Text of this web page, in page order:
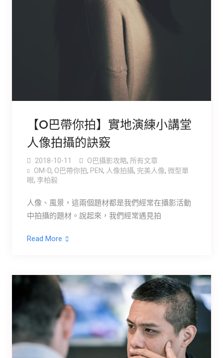
【O巴帶你拍】實地演練小講堂
人像拍攝的訣竅
2018-10-11 O巴攝影攻略, 所有文章
OM-D, O巴帶你拍, PEN, 人像拍攝, 完美人像, 微型單
眼, 李柏毅
人像、風景，這兩個題材都是我們經常在攝影活動
中拍攝的題材。說起來，我們經常遇見拍
Read More